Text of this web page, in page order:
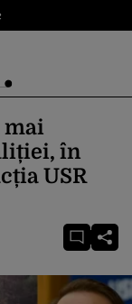
mai
în
USR